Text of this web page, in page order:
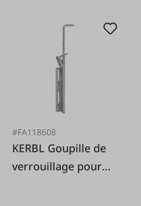
#FA118608
KERBL Goupille de
verrouillage pour